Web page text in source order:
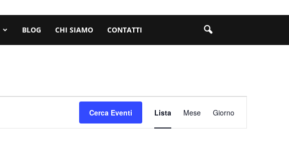
BLOG CHI SIAMO CONTATTI
Cerca Eventi
Viste
Lista Mese Giorno